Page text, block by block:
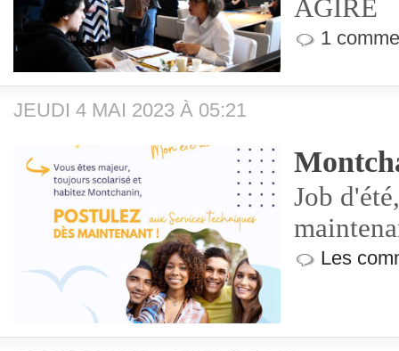
AGIRE
1
JEUDI 4 MAI 2023 À 05:21
Job
Les